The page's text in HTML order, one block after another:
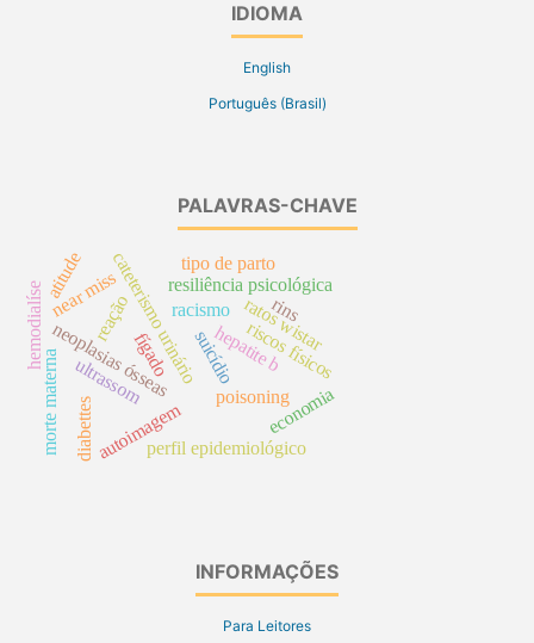
IDIOMA
English
Português (Brasil)
PALAVRAS-CHAVE
hepatite b
neoplasias ósseas poisoning
ultrassomcateterismo urinário
near miss resiliência psicológica
riscos físicos
autoimagem
morte materna perfil epidemiológico
economia
suicídio
reação
diabettes
hemodialíse ratos wistar
fígado
rins
racismo
tipo de parto
atitude
INFORMAÇÕES
Para Leitores